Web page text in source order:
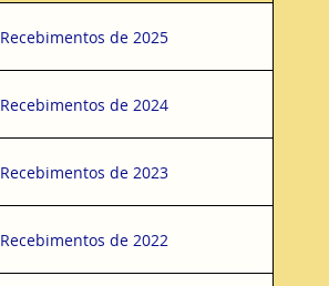
Recebimentos de 2025
Recebimentos de 2024
Recebimentos de 2023
Recebimentos de 2022